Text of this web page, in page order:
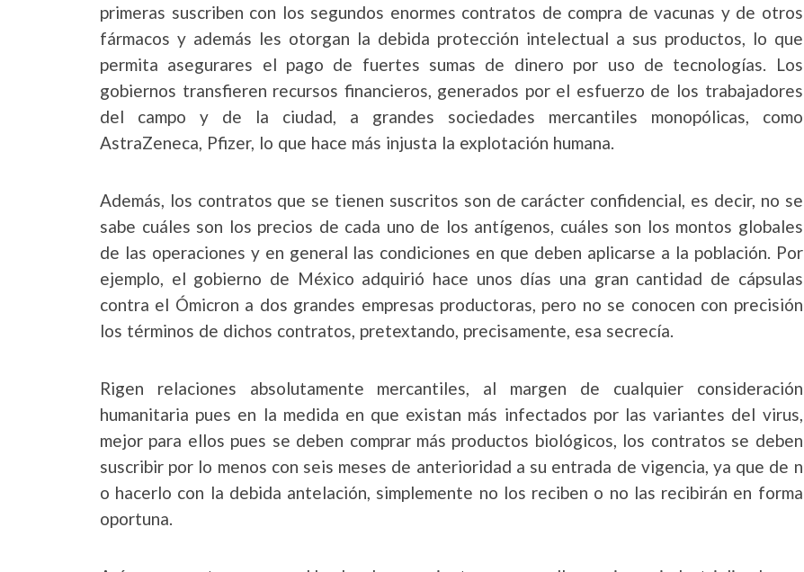
primeras suscriben con los segundos enormes contratos de compra de vacunas y de otros
fármacos y además les otorgan la debida protección intelectual a sus productos, lo que
permita asegurares el pago de fuertes sumas de dinero por uso de tecnologías. Los
gobiernos transfieren recursos financieros, generados por el esfuerzo de los trabajadores
del campo y de la ciudad, a grandes sociedades mercantiles monopólicas, como
AstraZeneca, Pfizer, lo que hace más injusta la explotación humana.
Además, los contratos que se tienen suscritos son de carácter confidencial, es decir, no se
sabe cuáles son los precios de cada uno de los antígenos, cuáles son los montos globales
de las operaciones y en general las condiciones en que deben aplicarse a la población. Por
ejemplo, el gobierno de México adquirió hace unos días una gran cantidad de cápsulas
contra el Ómicron a dos grandes empresas productoras, pero no se conocen con precisión
los términos de dichos contratos, pretextando, precisamente, esa secrecía.
Rigen relaciones absolutamente mercantiles, al margen de cualquier consideración
humanitaria pues en la medida en que existan más infectados por las variantes del virus,
mejor para ellos pues se deben comprar más productos biológicos, los contratos se deben
suscribir por lo menos con seis meses de anterioridad a su entrada de vigencia, ya que de n
o hacerlo con la debida antelación, simplemente no los reciben o no las recibirán en forma
oportuna.